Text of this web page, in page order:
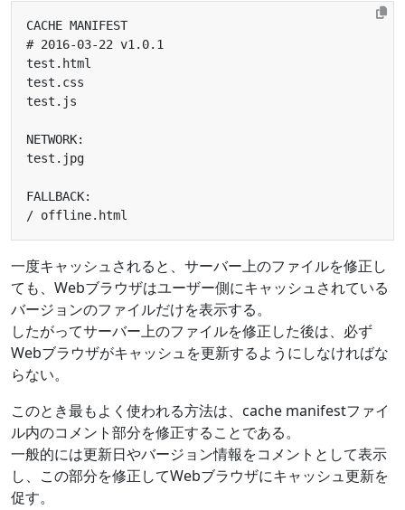
一度キャッシュされると、サーバー上のファイルを修正し
ても、Webブラウザはユーザー側にキャッシュされている
バージョンのファイルだけを表示する。
したがってサーバー上のファイルを修正した後は、必ず
Webブラウザがキャッシュを更新するようにしなければな
らない。
このとき最もよく使われる方法は、cache manifestファイ
ル内のコメント部分を修正することである。
一般的には更新日やバージョン情報をコメントとして表示
し、この部分を修正してWebブラウザにキャッシュ更新を
促す。